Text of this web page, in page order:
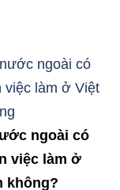
ngoài có
việc làm ở
không?